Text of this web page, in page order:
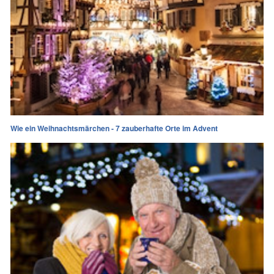
Wie ein Weihnachtsmärchen - 7 zauberhafte Orte im Advent